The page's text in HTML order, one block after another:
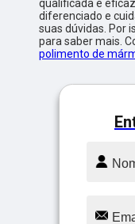
qualificada e
diferenciado e
suas dúvidas. Por
para saber mais.
polimento de